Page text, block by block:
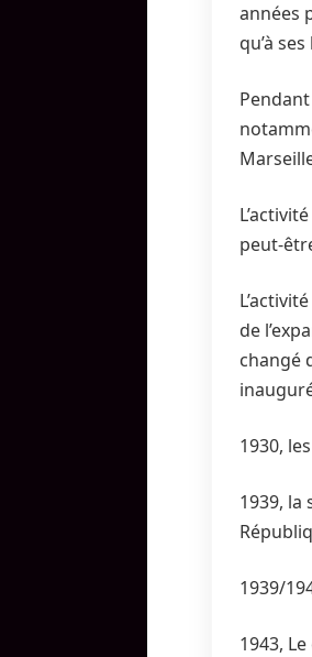
années
qu’à
peut-
de
changé
1930,
1939, la
1939/
1943,